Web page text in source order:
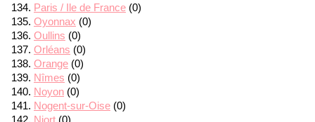
Paris / Ile de France (0)
Oyonnax (0)
Oullins (0)
Orléans (0)
Orange (0)
Nîmes (0)
Noyon (0)
Nogent-sur-Oise (0)
Niort (0)